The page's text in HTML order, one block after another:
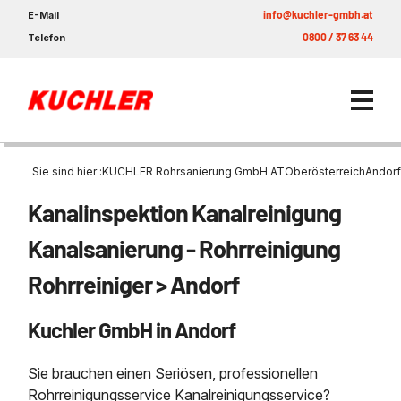
E-Mail info@kuchler-gmbh.at
Telefon 0800 / 37 63 44
Rohrsanierung
Unternehmen
Sie sind hier :KUCHLER Rohrsanierung GmbH ATOberösterreichAndorf
Kanalinspektion Kanalreinigung
Kanalsanierung - Rohrreinigung
Rohrreiniger > Andorf
Kuchler GmbH in Andorf
Sie brauchen einen Seriösen, professionellen
Rohrreinigungsservice Kanalreinigungsservice?